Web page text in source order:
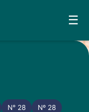
☰
N° 28 Nº 28